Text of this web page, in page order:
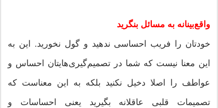
واقع‌بینانه به مسائل بنگرید
خودتان را فریب احساسی ندهید و گول نخورید. این به
این معنا نیست که شما در تصمیم‌گیری‌هایتان احساس و
عواطف را اصلا دخیل نکنید بلکه به این معناست که
تصمیمات قلبی عاقلانه بگیرید یعنی احساسات و